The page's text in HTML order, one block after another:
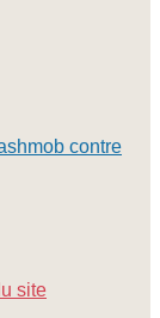
contre
site